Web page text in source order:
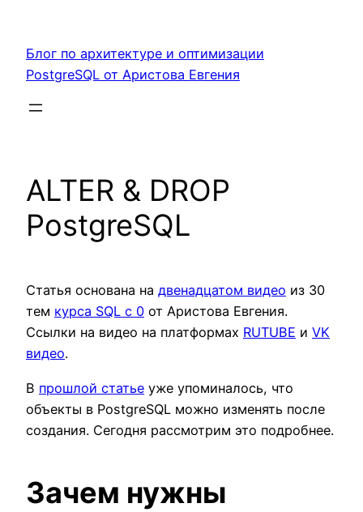
содержимому
Блог по архитектуре и оптимизации
PostgreSQL от Аристова Евгения
ALTER & DROP
PostgreSQL
Статья основана на двенадцатом видео из 30
тем курса SQL c 0 от Аристова Евгения.
Ссылки на видео на платформах RUTUBE и VK
видео.
В прошлой статье уже упоминалось, что
объекты в PostgreSQL можно изменять поcле
создания. Сегодня рассмотрим это подробнее.
Зачем нужны